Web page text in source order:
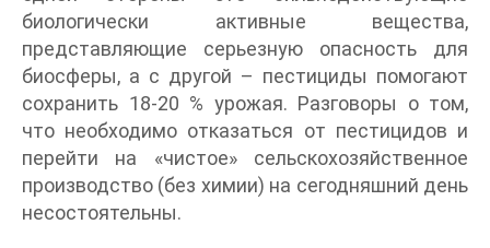
биологически активные вещества,
представляющие серьезную опасность для
биосферы, а с другой – пестициды помогают
сохранить 18-20 % урожая. Разговоры о том,
что необходимо отказаться от пестицидов и
перейти на «чистое» сельскохозяйственное
производство (без химии) на сегодняшний день
несостоятельны.